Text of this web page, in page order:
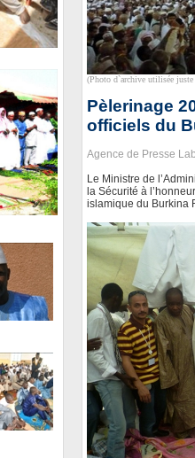
(Photo d`archive utilisée
Pèlerinage
officiels du
Agence de Presse
Le Ministre de
la Sécurité à
islamique du Burkina